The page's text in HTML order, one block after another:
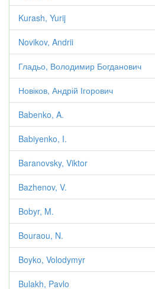
Kurash, Yurij
Novikov, Andrii
Гладьо, Володимир Богданович
Новіков, Андрій Ігорович
Babenko, A.
Babiyenko, I.
Baranovsky, Viktor
Bazhenov, V.
Bobyr, M.
Bouraou, N.
Boyko, Volodymyr
Bulakh, Pavlo